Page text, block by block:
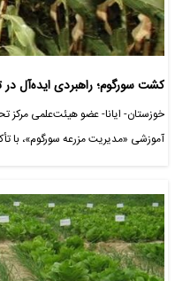
کشت سورگوم؛ راهبردی ایده‌آل در
خوزستان- ایانا- عضو هیئت‌علمی
آموزشی «مدیریت مزرعه سورگوم»، با